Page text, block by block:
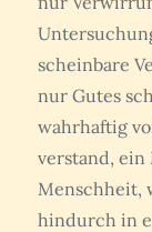
scheinbare
nur Gutes
wahrhaftig
verstand, ein
Menschheit,
hindurch in